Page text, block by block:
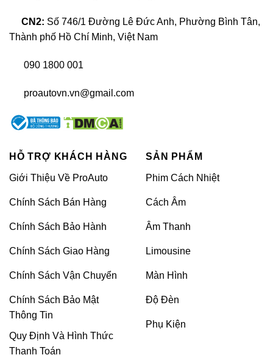
>>XEM THÊM:
Top 3 thương hiệu
dán PPF ô tô thông dụng nhất hiện
nay
Top 4 thương hiệu dán ppf xe Mitsubishi
Xpander trên thị trường
Dưới đây là top 4 thương hiệu dán PPF cho xe
Mitsubishi Xpander được ưa chuộng trên thị trường
CN2: Số 746/1 Đường Lê Đức Anh, Phường Bình Tân,
Thành phố Hồ Chí Minh, Việt Nam
090 1800 001
proautovn.vn@gmail.com
HỖ TRỢ KHÁCH HÀNG
Giới Thiệu Về ProAuto
Chính Sách Bán Hàng
Chính Sách Bảo Hành
Chính Sách Giao Hàng
Chính Sách Vận Chuyển
Chính Sách Bảo Mật
Thông Tin
Quy Định Và Hình Thức
Thanh Toán
SẢN PHẨM
Phim Cách Nhiệt
Cách Âm
Âm Thanh
Limousine
Màn Hình
Độ Đèn
Phụ Kiện